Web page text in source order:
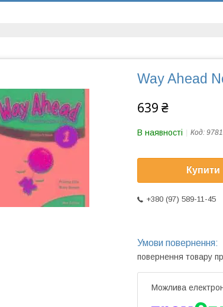
Way Ahead
639 ₴
В наявності Код:
Купити
+380 (97) 589-11-45
повернення товару